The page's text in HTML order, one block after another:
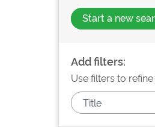
Start a new
Add filters:
Use filters to